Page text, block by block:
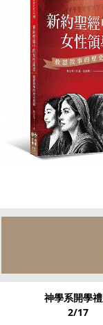
神學系開學
2/17